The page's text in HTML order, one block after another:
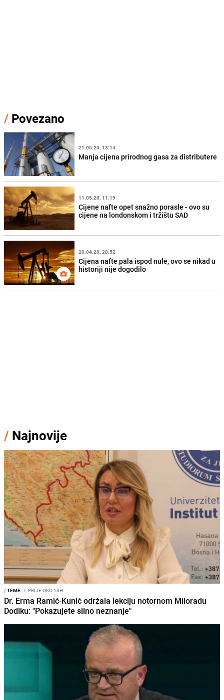
/ Povezano
21.05.20. 13:14
Manja cijena prirodnog gasa za distributere
11.05.20. 11:19
Cijene nafte opet snažno porasle - ovo su
cijene na londonskom i tržištu SAD
20.04.20. 20:52
Cijena nafte pala ispod nule, ovo se nikad u
historiji nije dogodilo
/ Najnovije
/TEME I PRIJE OKO 13H
Dr. Erma Ramić-Kunić održala lekciju notornom Miloradu
Dodiku: "Pokazujete silno neznanje"